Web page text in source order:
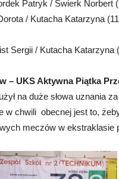
Patryk / Świerk Norbert
/ Kutacha Katarzyna
Sergii / Kutacha Katarzyna
– UKS Aktywna Piątka
na duże słowa uznania
w chwili obecnej jest to,
meczów w ekstraklasie